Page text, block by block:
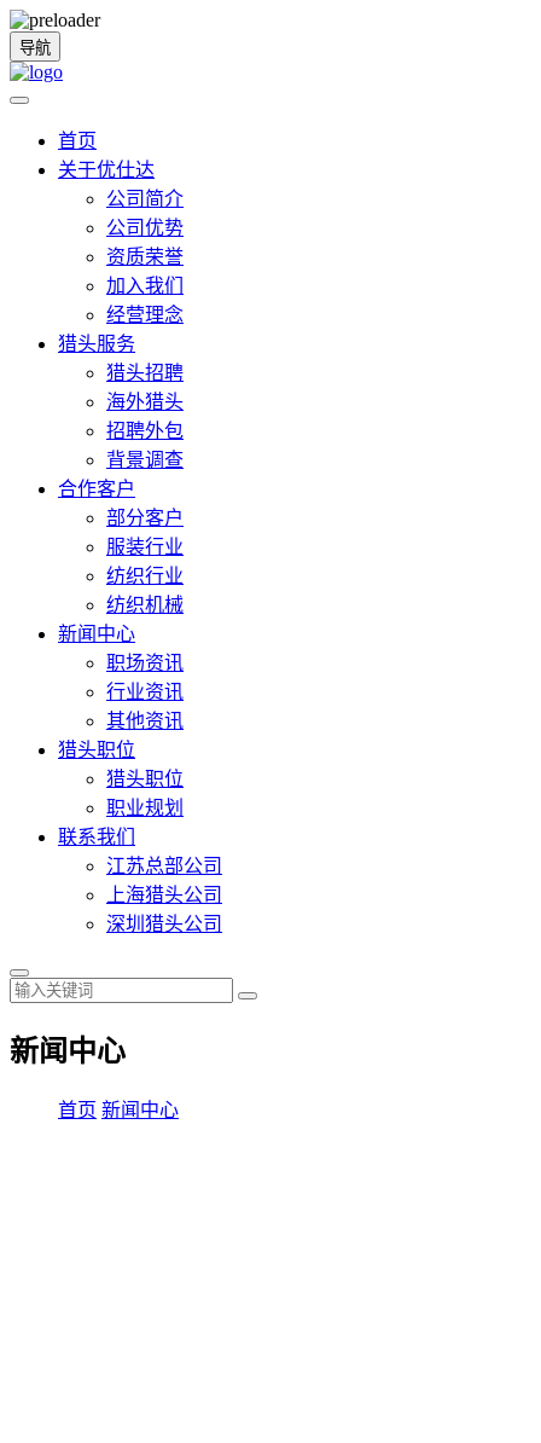
导航
首页
关于优仕达
公司简介
公司优势
资质荣誉
加入我们
经营理念
猎头服务
猎头招聘
海外猎头
招聘外包
背景调查
合作客户
部分客户
服装行业
纺织行业
纺织机械
新闻中心
职场资讯
行业资讯
其他资讯
猎头职位
猎头职位
职业规划
联系我们
江苏总部公司
上海猎头公司
深圳猎头公司
新闻中心
首页 新闻中心